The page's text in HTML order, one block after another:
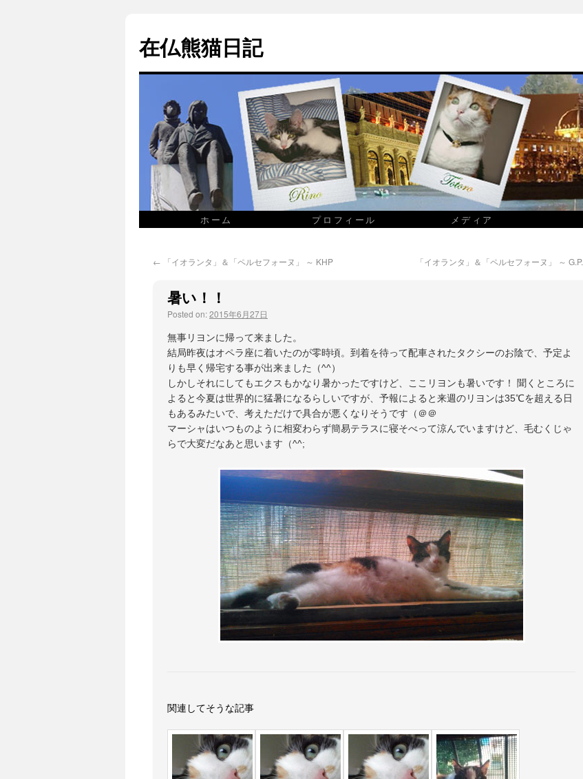
在仏熊猫日記
ホーム プロフィール メディア
← 「イオランタ」＆「ペルセフォーヌ」 ～ KHP 「イオランタ」＆「ペルセフォーヌ」 ～ G.P.
暑い！！
Posted on:2015年6月27日
無事リヨンに帰って来ました。
結局昨夜はオペラ座に着いたのが零時頃。到着を待って配車されたタクシーのお陰で、予定よ
りも早く帰宅する事が出来ました（^^）
しかしそれにしてもエクスもかなり暑かったですけど、ここリヨンも暑いです！ 聞くところに
よると今夏は世界的に猛暑になるらしいですが、予報によると来週のリヨンは35℃を超える日
もあるみたいで、考えただけで具合が悪くなりそうです（＠＠
マーシャはいつものように相変わらず簡易テラスに寝そべって涼んでいますけど、毛むくじゃ
らで大変だなあと思います（^^;
関連してそうな記事